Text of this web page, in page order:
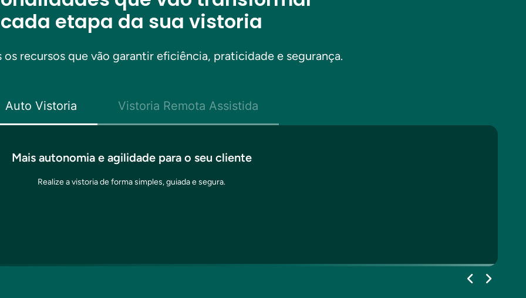
cada etapa da sua vistoria
recursos que vão garantir eficiência, praticidade e segurança.
Auto Vistoria Vistoria Remota Assistida
Mais autonomia e agilidade para o seu cliente
Realize a vistoria de forma simples, guiada e segura.